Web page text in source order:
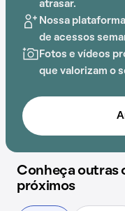
atrasar.
Nossa
de acessos
Fotos e vídeos
que valorizam o
Conheça outras
próximos